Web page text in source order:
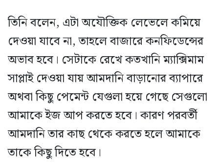
তিনি বলেন, এটা অযৌক্তিক লেভেলে কমিয়ে
দেওয়া যাবে না, তাহলে বাজারে কনফিডেন্সের
অভাব হবে। সেটাকে রেখে কতখানি ম্যাক্সিমাম
সাপ্লাই দেওয়া যায় আমদানি বাড়ানোর ব্যাপারে
অথবা কিছু পেমেন্ট যেগুলা হয়ে গেছে সেগুলো
আমাকে ইজ আপ করতে হবে। কারণ পরবর্তী
আমদানি তার কাছ থেকে করতে হলে আমাকে
তাকে কিছু দিতে হবে।